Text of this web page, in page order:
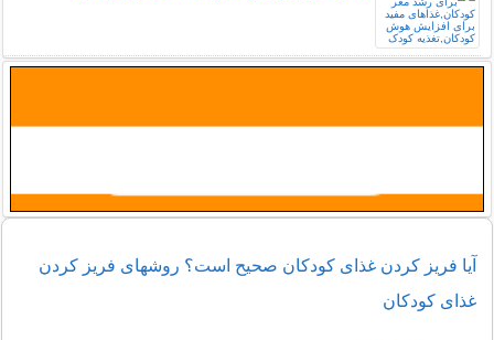
آیا فریز کردن غذای کودکان صحیح است؟ روشهای فریز کردن
غذای کودکان